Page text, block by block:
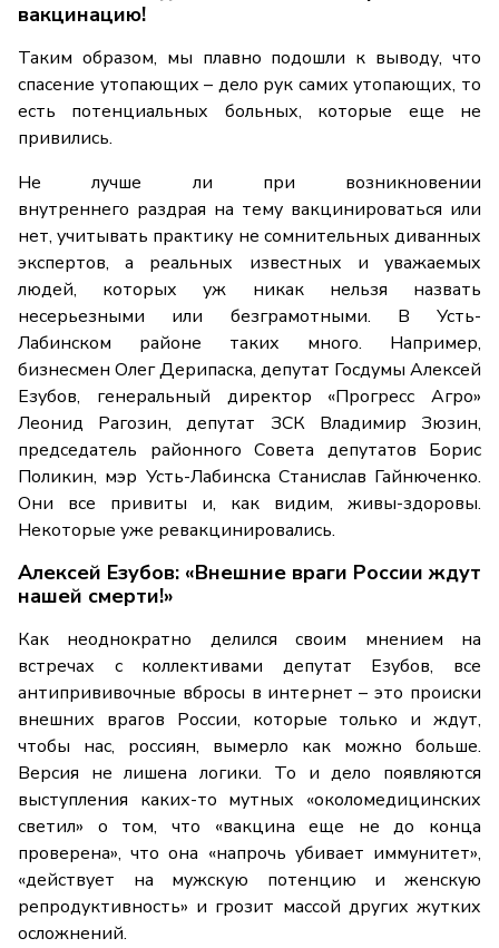
вакцинацию!
Таким образом, мы плавно подошли к выводу, что
спасение утопающих – дело рук самих утопающих, то
есть потенциальных больных, которые еще не
привились.
Не лучше ли при возникновении
внутреннего раздрая на тему вакцинироваться или
нет, учитывать практику не сомнительных диванных
экспертов, а реальных известных и уважаемых
людей, которых уж никак нельзя назвать
несерьезными или безграмотными. В Усть-
Лабинском районе таких много. Например,
бизнесмен Олег Дерипаска, депутат Госдумы Алексей
Езубов, генеральный директор «Прогресс Агро»
Леонид Рагозин, депутат ЗСК Владимир Зюзин,
председатель районного Совета депутатов Борис
Поликин, мэр Усть-Лабинска Станислав Гайнюченко.
Они все привиты и, как видим, живы-здоровы.
Некоторые уже ревакцинировались.
Алексей Езубов: «Внешние враги России ждут
нашей смерти!»
Как неоднократно делился своим мнением на
встречах с коллективами депутат Езубов, все
антипрививочные вбросы в интернет – это происки
внешних врагов России, которые только и ждут,
чтобы нас, россиян, вымерло как можно больше.
Версия не лишена логики. То и дело появляются
выступления каких-то мутных «околомедицинских
светил» о том, что «вакцина еще не до конца
проверена», что она «напрочь убивает иммунитет»,
«действует на мужскую потенцию и женскую
репродуктивность» и грозит массой других жутких
осложнений.